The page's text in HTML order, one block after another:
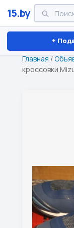
15.by
+
Минск
Главная /
кроссовки